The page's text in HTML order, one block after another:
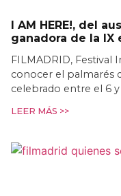
I AM HERE!, del
ganadora de la IX
FILMADRID, Festival
conocer el palmarés
celebrado entre el 6 y
LEER MÁS >>